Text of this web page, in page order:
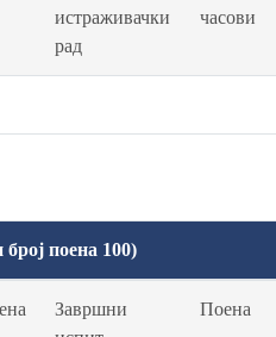
истраживачки
рад
часови
поена 100)
Завршни
Поена